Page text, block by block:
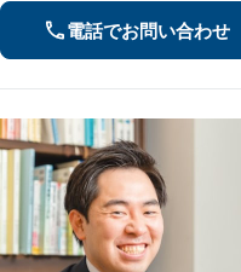
電話でお問い合わせ